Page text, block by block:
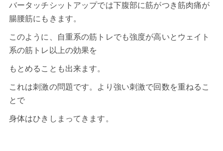
バータッチシットアップでは下腹部に筋がつき筋肉痛が
腸腰筋にもきます。
このように、自重系の筋トレでも強度が高いとウェイト
系の筋トレ以上の効果を
もとめることも出来ます。
これは刺激の問題です。より強い刺激で回数を重ねるこ
とで
身体はひきしまってきます。